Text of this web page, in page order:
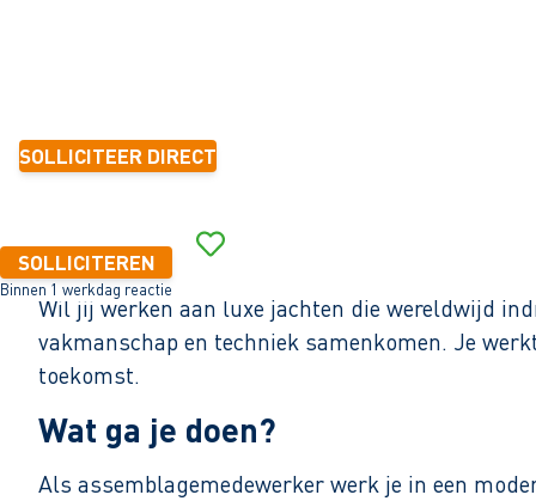
SOLLICITEER DIRECT
SOLLICITEREN
Binnen 1 werkdag reactie
Wil jij werken aan luxe jachten die wereldwijd
vakmanschap en techniek samenkomen. Je
toekomst.
Wat ga je doen?
Als assemblagemedewerker werk je in een